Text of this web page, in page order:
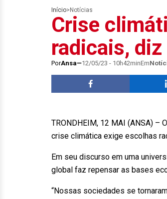
Início> Notícias
Crise
radicais,
PorAnsa 12/05/23 - 10h42minEm
TRONDHEIM, 12 MAI (ANSA) –
crise climática exige escolhas
Em seu discurso em uma
global faz repensar as bases
“Nossas sociedades se